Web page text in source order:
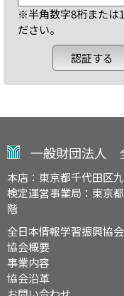
※半角数字8桁または
ださい。
一般財団法人
本店：東京都千代田区
検定運営事業局：東京
階
全日本情報学習振興協会
協会概要
事業内容
協会沿革